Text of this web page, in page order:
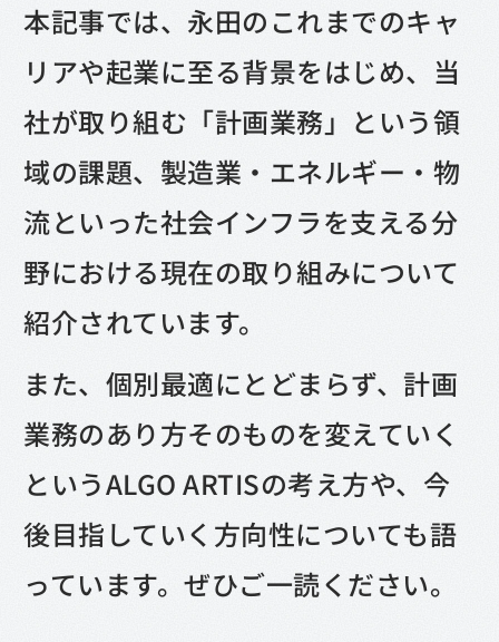
本記事では、永田のこれまでのキャ
リアや起業に至る背景をはじめ、当
社が取り組む「計画業務」という領
域の課題、製造業・エネルギー・物
流といった社会インフラを支える分
野における現在の取り組みについて
紹介されています。
また、個別最適にとどまらず、計画
業務のあり方そのものを変えていく
というALGO ARTISの考え方や、今
後目指していく方向性についても語
っています。ぜひご一読ください。